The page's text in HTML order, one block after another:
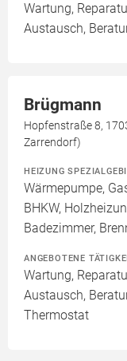
Wartung,
Austausch,
Brügmann
Hopfenstraße 8,
Zarrendorf)
HEIZUNG
Wärmepumpe,
BHKW,
Badezimmer,
ANGEBOTENE
Wartung,
Austausch,
Thermostat